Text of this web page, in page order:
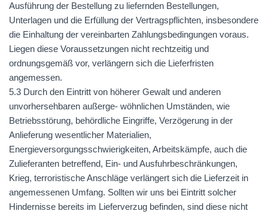
Ausführung der Bestellung zu liefernden Bestellungen,
Unterlagen und die Erfüllung der Vertragspflichten, insbesondere
die Einhaltung der vereinbarten Zahlungsbedingungen voraus.
Liegen diese Voraussetzungen nicht rechtzeitig und
ordnungsgemäß vor, verlängern sich die Lieferfristen
angemessen.
5.3 Durch den Eintritt von höherer Gewalt und anderen
unvorhersehbaren außerge- wöhnlichen Umständen, wie
Betriebsstörung, behördliche Eingriffe, Verzögerung in der
Anlieferung wesentlicher Materialien,
Energieversorgungsschwierigkeiten, Arbeitskämpfe, auch die
Zulieferanten betreffend, Ein- und Ausfuhrbeschränkungen,
Krieg, terroristische Anschläge verlängert sich die Lieferzeit in
angemessenen Umfang. Sollten wir uns bei Eintritt solcher
Hindernisse bereits im Lieferverzug befinden, sind diese nicht